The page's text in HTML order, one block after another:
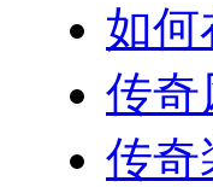
如何
传奇
传